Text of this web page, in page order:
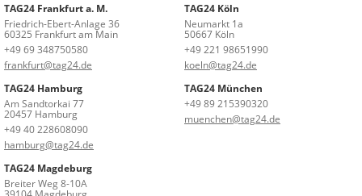
TAG24 Frankfurt a. M.
Friedrich-Ebert-Anlage 36
60325 Frankfurt am Main
+49 69 348750580
frankfurt@tag24.de
TAG24 Köln
Neumarkt 1a
50667 Köln
+49 221 98651990
koeln@tag24.de
TAG24 Hamburg
Am Sandtorkai 77
20457 Hamburg
+49 40 228608090
hamburg@tag24.de
TAG24 München
+49 89 215390320
muenchen@tag24.de
TAG24 Magdeburg
Breiter Weg 8-10A